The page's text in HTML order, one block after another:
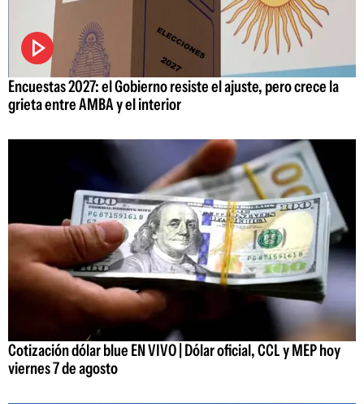
Encuestas 2027: el Gobierno resiste el ajuste, pero crece la
grieta entre AMBA y el interior
Cotización dólar blue EN VIVO | Dólar oficial, CCL y MEP hoy
viernes 7 de agosto